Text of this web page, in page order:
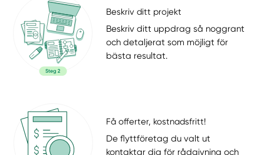
Beskriv ditt projekt
Beskriv ditt uppdrag så noggrant
och detaljerat som möjligt för
bästa resultat.
Få offerter, kostnadsfritt!
De flyttföretag du valt ut
kontaktar dig för rådgivning och